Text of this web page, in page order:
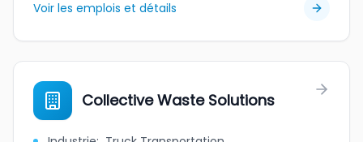
Voir les emplois et détails
Collective Waste Solutions